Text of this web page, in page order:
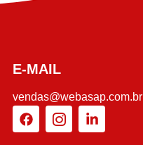
E-MAIL
vendas@webasap.com.br